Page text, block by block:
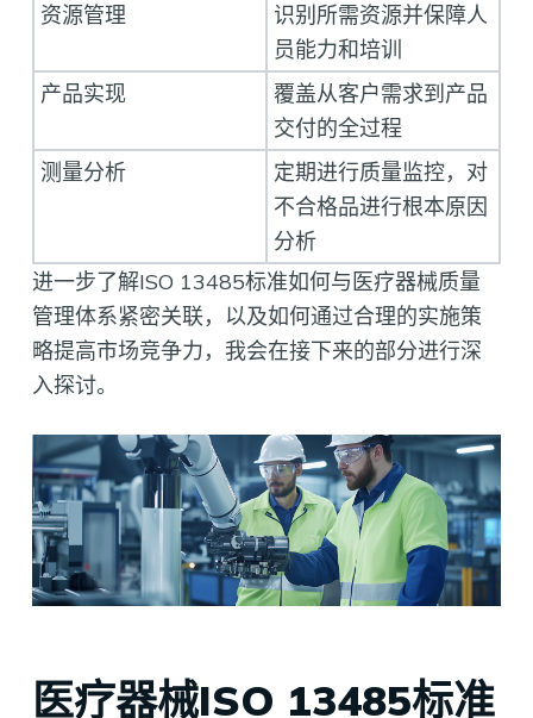
资源管理
识别所需资源并保障人
员能力和培训
产品实现
覆盖从客户需求到产品
交付的全过程
测量分析
定期进行质量监控，对
不合格品进行根本原因
分析
进一步了解ISO 13485标准如何与医疗器械质量
管理体系紧密关联，以及如何通过合理的实施策
略提高市场竞争力，我会在接下来的部分进行深
入探讨。
医疗器械ISO 13485标准